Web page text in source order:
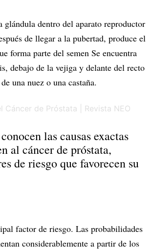
glándula dentro del aparato reproductor
de llegar a la pubertad, produce el
forma parte del semen Se encuentra
debajo de la vejiga y delante del recto
una nuez o una castaña.
las causas exactas
al cáncer de próstata,
de riesgo que favorecen su
factor de riesgo. Las probabilidades
considerablemente a partir de los